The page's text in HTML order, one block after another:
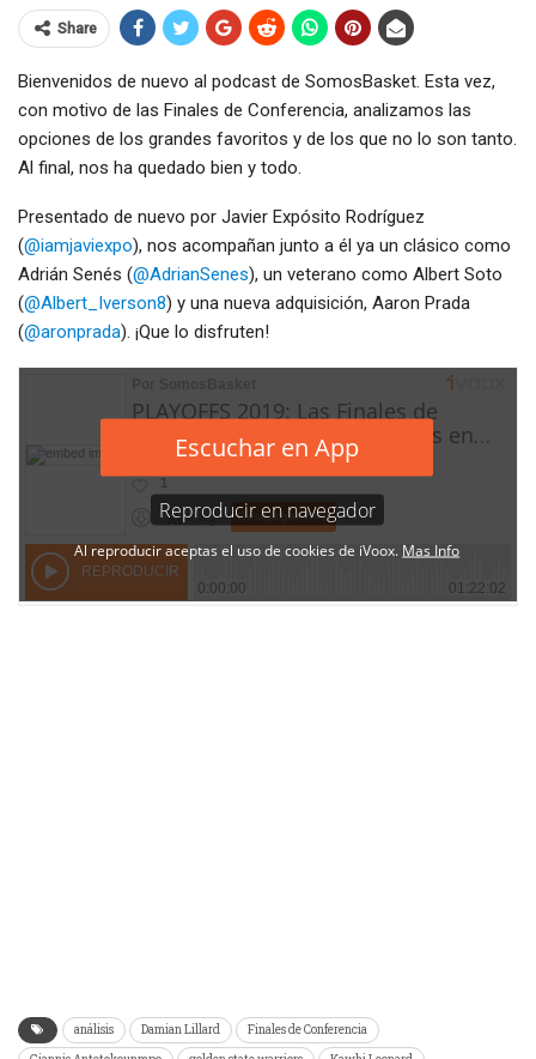
Share
Bienvenidos de nuevo al podcast de SomosBasket. Esta vez,
con motivo de las Finales de Conferencia, analizamos las
opciones de los grandes favoritos y de los que no lo son tanto.
Al final, nos ha quedado bien y todo.
Presentado de nuevo por Javier Expósito Rodríguez
(@iamjaviexpo), nos acompañan junto a él ya un clásico como
Adrián Senés (@AdrianSenes), un veterano como Albert Soto
(@Albert_Iverson8) y una nueva adquisición, Aaron Prada
(@aronprada). ¡Que lo disfruten!
análisis Damian Lillard
Finales de Conferencia